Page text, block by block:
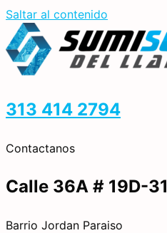
Saltar al contenido
313 414 2794
Contactanos
Calle 36A # 19D-31
Barrio Jordan Paraiso